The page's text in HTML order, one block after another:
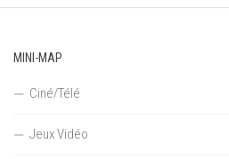
MINI-MAP
Ciné/Télé
Jeux Vidéo